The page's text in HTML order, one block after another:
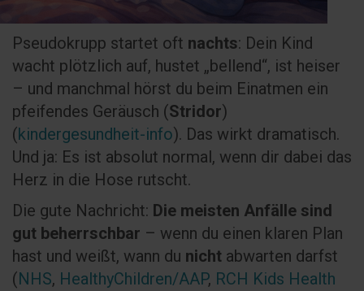
Pseudokrupp startet oft nachts: Dein Kind
wacht plötzlich auf, hustet „bellend“, ist heiser
– und manchmal hörst du beim Einatmen ein
pfeifendes Geräusch (Stridor)
(kindergesundheit-info). Das wirkt dramatisch.
Und ja: Es ist absolut normal, wenn dir dabei das
Herz in die Hose rutscht.
Die gute Nachricht: Die meisten Anfälle sind
gut beherrschbar – wenn du einen klaren Plan
hast und weißt, wann du nicht abwarten darfst
(NHS, HealthyChildren/AAP, RCH Kids Health